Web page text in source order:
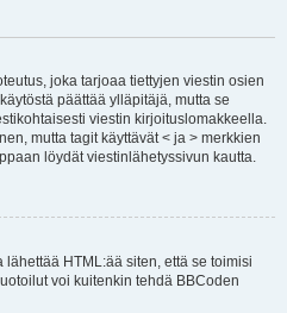
joka tarjoaa tiettyjen viestin osien
päättää ylläpitäjä, mutta se
viestin kirjoituslomakkeella.
mutta tagit käyttävät < ja > merkkien
löydät viestinlähetyssivun kautta.
HTML:ää siten, että se toimisi
voi kuitenkin tehdä BBCoden